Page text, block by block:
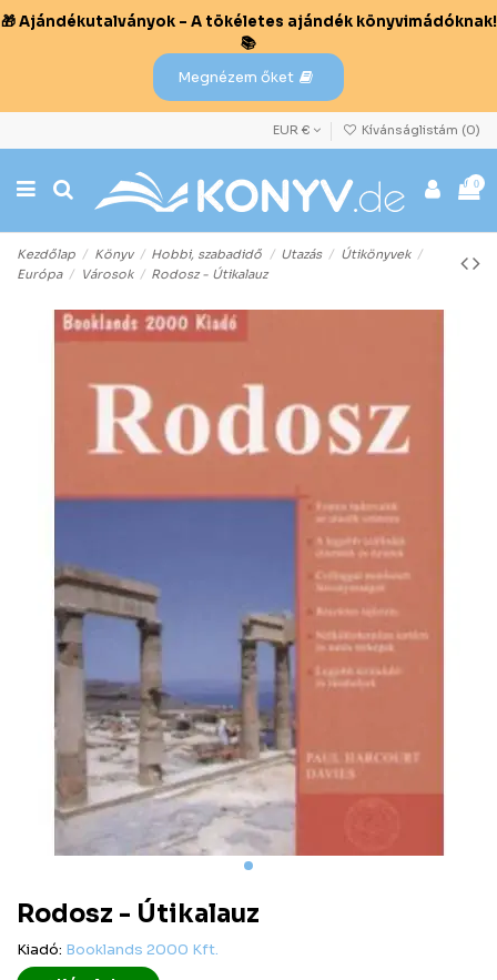
🎁 Ajándékutalványok – A tökéletes ajándék könyvimádóknak!
📚
Megnézem őket
EUR € Kívánságlistám (0)
0
Kezdőlap Könyv Hobbi, szabadidő Utazás
Útikönyvek
Európa
Városok Rodosz - Útikalauz
Rodosz - Útikalauz
Kiadó: Booklands 2000 Kft.